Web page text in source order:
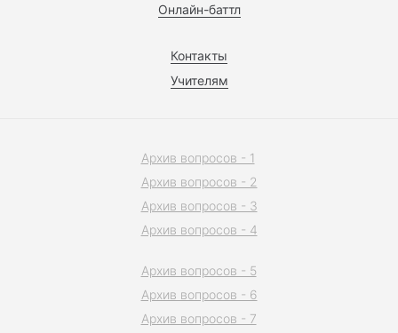
Онлайн-баттл
Контакты
Учителям
Архив вопросов - 1
Архив вопросов - 2
Архив вопросов - 3
Архив вопросов - 4
Архив вопросов - 5
Архив вопросов - 6
Архив вопросов - 7